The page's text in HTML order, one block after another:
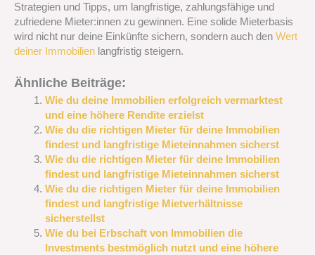
Strategien und Tipps, um langfristige, zahlungsfähige und
zufriedene Mieter:innen zu gewinnen. Eine solide Mieterbasis
wird nicht nur deine Einkünfte sichern, sondern auch den Wert
deiner Immobilien langfristig steigern.
Ähnliche Beiträge:
Wie du deine Immobilien erfolgreich vermarktest
und eine höhere Rendite erzielst
Wie du die richtigen Mieter für deine Immobilien
findest und langfristige Mieteinnahmen sicherst
Wie du die richtigen Mieter für deine Immobilien
findest und langfristige Mieteinnahmen sicherst
Wie du die richtigen Mieter für deine Immobilien
findest und langfristige Mietverhältnisse
sicherstellst
Wie du bei Erbschaft von Immobilien die
Investments bestmöglich nutzt und eine höhere